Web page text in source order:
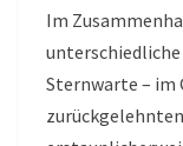
Im
Sternwarte – im